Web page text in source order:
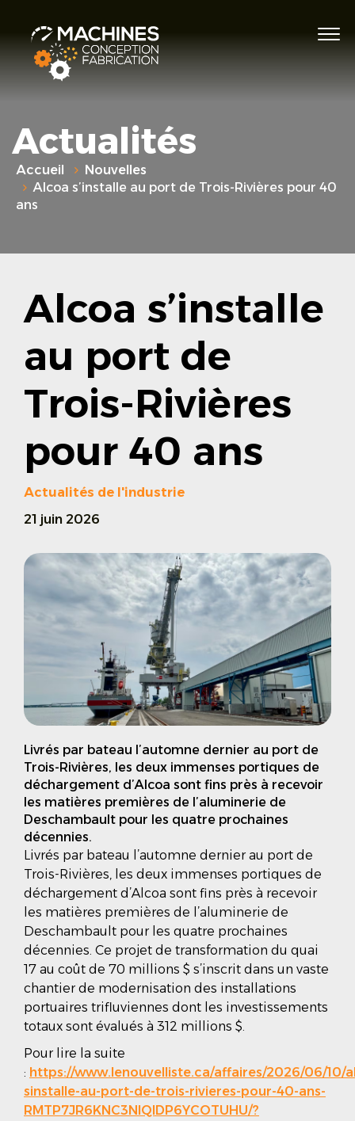
Actualités
Accueil
Nouvelles
Alcoa s’installe au port de Trois-Rivières pour 40
ans
Actualités de l'industrie
Alcoa s’installe
au port de
Trois-Rivières
pour 40 ans
21 juin 2026
Livrés par bateau l’automne dernier au port de
Trois-Rivières, les deux immenses portiques de
déchargement d’Alcoa sont fins près à recevoir
les matières premières de l’aluminerie de
Deschambault pour les quatre prochaines
décennies.
Livrés par bateau l’automne dernier au port de
Trois-Rivières, les deux immenses portiques de
déchargement d’Alcoa sont fins près à recevoir
les matières premières de l’aluminerie de
Deschambault pour les quatre prochaines
décennies. Ce projet de transformation du quai
17 au coût de 70 millions $ s’inscrit dans un vaste
chantier de modernisation des installations
portuaires trifluviennes dont les investissements
totaux sont évalués à 312 millions $.
Pour lire la suite
: https://www.lenouvelliste.ca/affaires/2026/06/10/
sinstalle-au-port-de-trois-rivieres-pour-40-ans-
RMTP7JR6KNC3NIQIDP6YCOTUHU/?